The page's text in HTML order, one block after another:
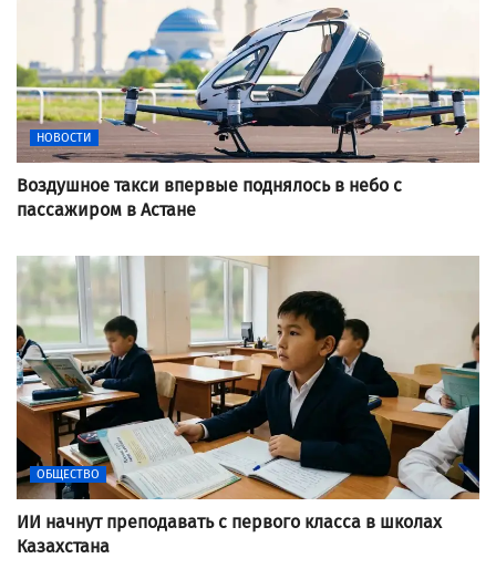
НОВОСТИ
Воздушное такси впервые поднялось в небо с
пассажиром в Астане
ОБЩЕСТВО
ИИ начнут преподавать с первого класса в школах
Казахстана